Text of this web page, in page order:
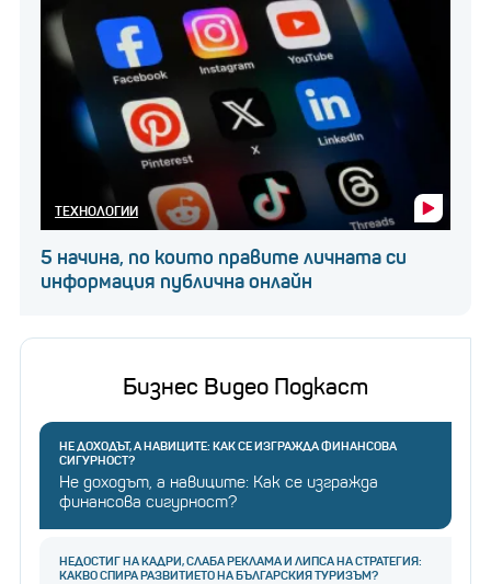
ТЕХНОЛОГИИ
5 начина, по които правите личната си
информация публична онлайн
Бизнес Видео Подкаст
НЕ ДОХОДЪТ, А НАВИЦИТЕ: КАК СЕ ИЗГРАЖДА ФИНАНСОВА
СИГУРНОСТ?
Не доходът, а навиците: Как се изгражда
финансова сигурност?
НЕДОСТИГ НА КАДРИ, СЛАБА РЕКЛАМА И ЛИПСА НА СТРАТЕГИЯ:
КАКВО СПИРА РАЗВИТИЕТО НА БЪЛГАРСКИЯ ТУРИЗЪМ?